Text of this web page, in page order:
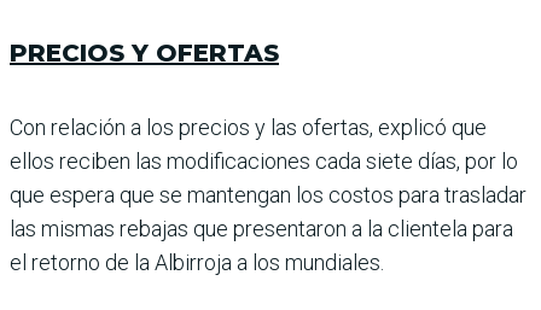
PRECIOS Y OFERTAS
Con relación a los precios y las ofertas, explicó que
ellos reciben las modificaciones cada siete días, por lo
que espera que se mantengan los costos para trasladar
las mismas rebajas que presen­taron a la clientela para
el retorno de la Albirroja a los mundiales.